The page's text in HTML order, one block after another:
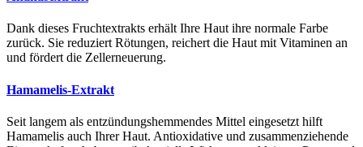
Dank dieses Fruchtextrakts erhält Ihre Haut ihre normale Farbe
zurück. Sie reduziert Rötungen, reichert die Haut mit Vitaminen an
und fördert die Zellerneuerung.
Hamamelis-Extrakt
Seit langem als entzündungshemmendes Mittel eingesetzt hilft
Hamamelis auch Ihrer Haut. Antioxidative und zusammenziehende